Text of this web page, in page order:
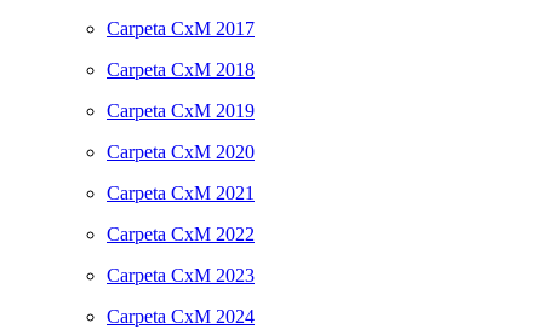
Carpeta CxM 2017
Carpeta CxM 2018
Carpeta CxM 2019
Carpeta CxM 2020
Carpeta CxM 2021
Carpeta CxM 2022
Carpeta CxM 2023
Carpeta CxM 2024